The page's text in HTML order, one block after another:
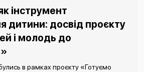
інструмент
дитини: досвід проєкту
і молодь до
в рамках проєкту «Готуємо